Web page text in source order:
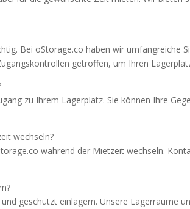
Bei oStorage.co haben wir umfangreiche
getroffen, um Ihren
zu Ihrem Lagerplatz. Sie können Ihre
wechseln?
während der Mietzeit wechseln.
geschützt einlagern. Unsere Lagerräume